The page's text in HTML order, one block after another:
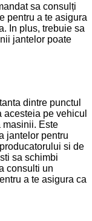
sa consulți
pentru a te asigura
In plus, trebuie sa
jantelor poate
dintre punctul
pe vehicul
masinii. Este
jantelor pentru
si de
sa schimbi
consulti un
a te asigura ca